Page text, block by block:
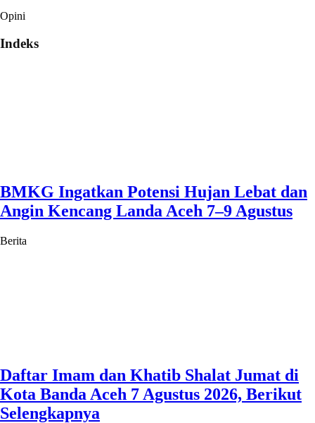
Opini
Indeks
BMKG Ingatkan Potensi Hujan Lebat dan
Angin Kencang Landa Aceh 7–9 Agustus
Berita
Daftar Imam dan Khatib Shalat Jumat di
Kota Banda Aceh 7 Agustus 2026, Berikut
Selengkapnya